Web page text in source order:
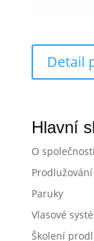
Detail
Hlavní
O společnosti
Paruky
Vlasové
Školení